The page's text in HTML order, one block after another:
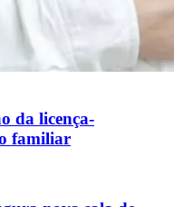
da licença-
familiar